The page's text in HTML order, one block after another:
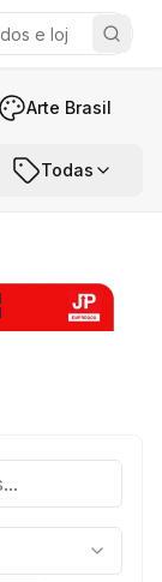
Arte Brasil
Todas